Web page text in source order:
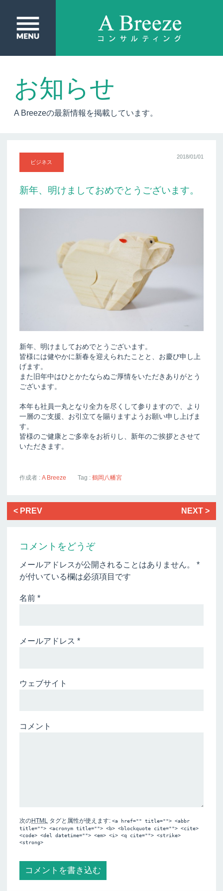
お知らせ
A Breezeの最新情報を掲載しています。
ビジネス
2018/01/01
新年、明けましておめでとうございます。
新年、明けましておめでとうございます。
皆様には健やかに新春を迎えられたことと、お慶び申し上
げます。
また旧年中はひとかたならぬご厚情をいただきありがとう
ございます。
本年も社員一丸となり全力を尽くして参りますので、より
一層のご支援、お引立てを賜りますようお願い申し上げま
す。
皆様のご健康とご多幸をお祈りし、新年のご挨拶とさせて
いただきます。
作成者 :A Breeze Tag :鶴岡八幡宮
< PREV NEXT >
コメントをどうぞ
メールアドレスが公開されることはありません。*
が付いている欄は必須項目です
名前*
メールアドレス*
ウェブサイト
コメント
次のHTML タグと属性が使えます:<a href="" title=""> <abbr
title=""> <acronym title=""> <b> <blockquote cite=""> <cite>
<code> <del datetime=""> <em> <i> <q cite=""> <strike>
<strong>